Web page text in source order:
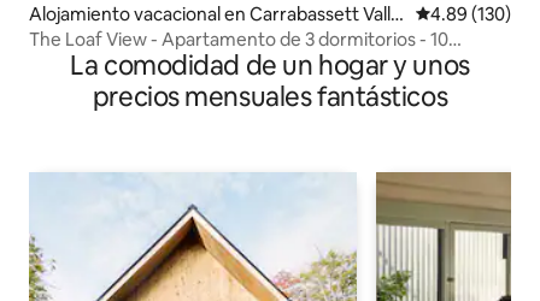
Alojamiento vacacional en Carrabassett Valle
y
Calificación
4.89 (130)
The Loaf View - Apartamento de 3 dormitorios - 10
minutos de Sugarloaf
La comodidad de un hogar y unos
precios mensuales fantásticos